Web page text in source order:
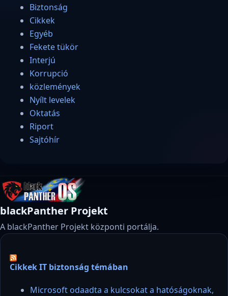
Biztonság
Cikkek
Egyéb
Fekete tükör
Interjú
Korrupció
közlemények
Nyílt levelek
Oktatás
Riport
Sajtóhír
blackPanther Projekt
A blackPanther Projekt központi portálja.
Cikkek IT biztonság témában
Microsoft odaadta a kulcsokat a hatóságoknak,